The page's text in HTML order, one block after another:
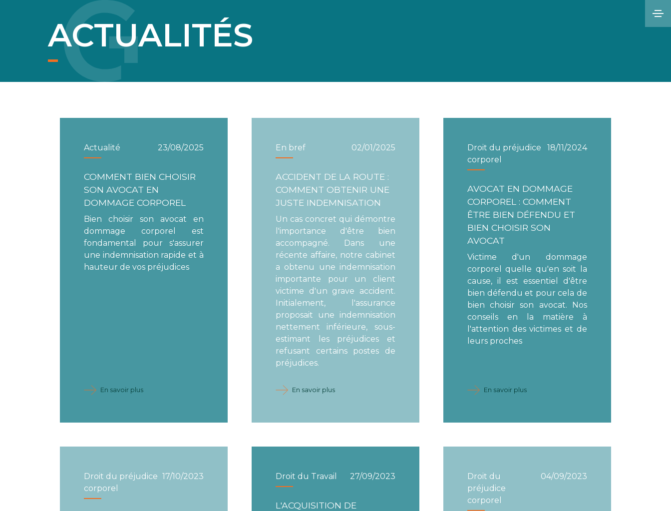
ACTUALITÉS
Actualité 23/08/2025
COMMENT BIEN CHOISIR
SON AVOCAT EN
DOMMAGE CORPOREL
Bien choisir son avocat en
dommage corporel est
fondamental pour s'assurer
une indemnisation rapide et à
hauteur de vos préjudices
En savoir plus
En bref 02/01/2025
ACCIDENT DE LA ROUTE :
COMMENT OBTENIR UNE
JUSTE INDEMNISATION
Un cas concret qui démontre
l'importance d'être bien
accompagné. Dans une
récente affaire, notre cabinet
a obtenu une indemnisation
importante pour un client
victime d'un grave accident.
Initialement, l'assurance
proposait une indemnisation
nettement inférieure, sous-
estimant les préjudices et
refusant certains postes de
préjudices.
En savoir plus
Droit du préjudice
corporel
18/11/2024
AVOCAT EN DOMMAGE
CORPOREL : COMMENT
ÊTRE BIEN DÉFENDU ET
BIEN CHOISIR SON
AVOCAT
Victime d'un dommage
corporel quelle qu'en soit la
cause, il est essentiel d'être
bien défendu et pour cela de
bien choisir son avocat. Nos
conseils en la matière à
l'attention des victimes et de
leurs proches
En savoir plus
Droit du préjudice
corporel
17/10/2023 Droit du Travail 27/09/2023
L'ACQUISITION DE
Droit du
préjudice
corporel
04/09/2023